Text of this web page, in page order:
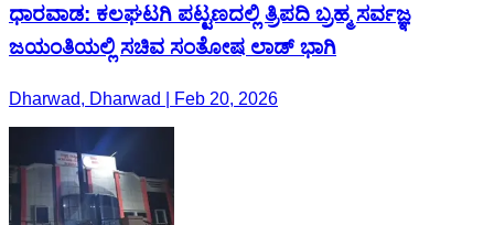
ಧಾರವಾಡ: ಕಲಘಟಗಿ ಪಟ್ಟಣದಲ್ಲಿ ತ್ರಿಪದಿ ಬ್ರಹ್ಮ ಸರ್ವಜ್ಞ
ಜಯಂತಿಯಲ್ಲಿ ಸಚಿವ ಸಂತೋಷ ಲಾಡ್ ಭಾಗಿ
Dharwad, Dharwad | Feb 20, 2026